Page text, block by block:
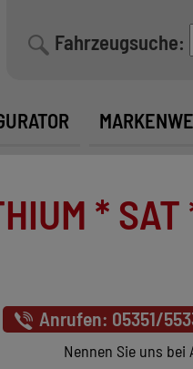
Fahrzeugsuche:
*
Anrufen: 05351/
Nennen Sie uns